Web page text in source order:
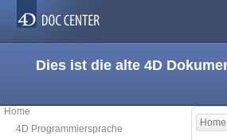
Dies ist die alte 4D
Home
4D Programmiersprache
Home